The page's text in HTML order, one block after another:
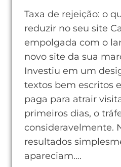
Taxa de rejeição: o
reduzir no seu site
empolgada com o
novo site da sua
Investiu em um
textos bem escritos
paga para atrair
primeiros dias, o
consideravelmente.
resultados
apareciam….